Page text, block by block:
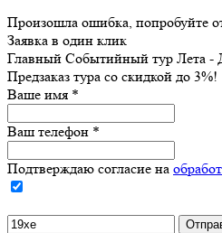
Произошла ошибка, попробуйте
Заявка в один клик
Главный Событийный тур Лета -
Предзаказ тура со скидкой до 3%!
Ваше имя *
Ваш телефон *
Подтверждаю согласие на